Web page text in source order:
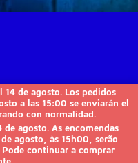
14 de agosto. Los pedidos
a las 15:00 se enviarán el
con normalidad.
de agosto. As encomendas
agosto, às 15h00, serão
continuar a comprar

